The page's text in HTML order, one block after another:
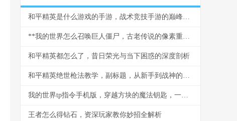
和平精英是什么游戏的手游，战术竞技手游的巅峰之作
**我的世界怎么召唤巨人僵尸，古老传说的像素重现**
和平精英都怎么了，昔日荣光与当下困惑的深度剖析
和平精英绝世枪法教学，副标题，从新手到战神的精准之道
我的世界tp指令手机版，穿越方块的魔法钥匙，一段关于空间与创造的奇幻之旅
王者怎么得钻石，资深玩家教你妙招全解析